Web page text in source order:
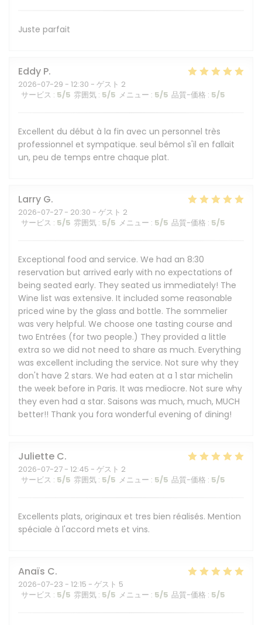
Juste parfait
Eddy P
2026-07-29 - 12:30 - ゲスト 2
サービス : 5/5 雰囲気 : 5/5 メニュー : 5/5 品質-価格 : 5/5
Excellent du début à la fin avec un personnel très
professionnel et sympatique. seul bémol s'il en fallait
un, peu de temps entre chaque plat.
Larry G
2026-07-27 - 20:30 - ゲスト 2
サービス : 5/5 雰囲気 : 5/5 メニュー : 5/5 品質-価格 : 5/5
Exceptional food and service. We had an 8:30
reservation but arrived early with no expectations of
being seated early. They seated us immediately! The
Wine list was extensive. It included some reasonable
priced wine by the glass and bottle. The sommelier
was very helpful. We choose one tasting course and
two Entrées (for two people.) They provided a little
extra so we did not need to share as much. Everything
was excellent including the service. Not sure why they
don't have 2 stars. We had eaten at a 1 star michelin
the week before in Paris. It was mediocre. Not sure why
they even had a star. Saisons was much, much, MUCH
better!! Thank you fora wonderful evening of dining!
Juliette C
2026-07-27 - 12:45 - ゲスト 2
サービス : 5/5 雰囲気 : 5/5 メニュー : 5/5 品質-価格 : 5/5
Excellents plats, originaux et tres bien réalisés. Mention
spéciale à l'accord mets et vins.
Anaïs C
2026-07-23 - 12:15 - ゲスト 5
サービス : 5/5 雰囲気 : 5/5 メニュー : 5/5 品質-価格 : 5/5